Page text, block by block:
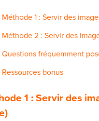
Méthode 1 : Servir des
Méthode 2 : Servir des
Questions fréquemment
Ressources bonus
1 : Servir des